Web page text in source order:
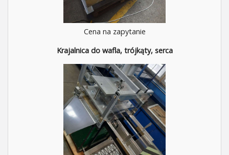
Cena na zapytanie
Krajalnica do wafla, trójkąty, serca